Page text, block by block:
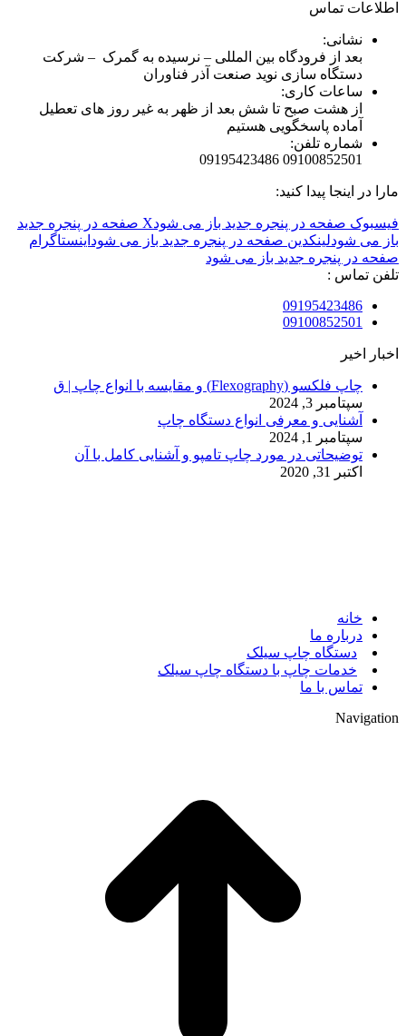
اطلاعات تماس
نشانی:
بعد از فرودگاه بین المللی – نرسیده به گمرک – شرکت
دستگاه سازی نوید صنعت آذر فناوران
ساعات کاری:
از هشت صبح تا شش بعد از ظهر به غیر روز های تعطیل
آماده پاسخگویی هستیم
شماره تلفن:
09100852501 09195423486
مارا در اینجا پیدا کنید:
فیسبوک صفحه در پنجره جدید باز می شود
X صفحه در پنجره جدید
باز می شودلینکدین صفحه در پنجره جدید باز می شود اینستاگرام
صفحه در پنجره جدید باز می شود
تلفن تماس :
09195423486
09100852501
اخبار اخیر
چاپ فلکسو (Flexography) و مقایسه با انواع چاپ | ق
سپتامبر 3, 2024
آشنایی و معرفی انواع دستگاه چاپ
سپتامبر 1, 2024
توضیحاتی در مورد چاپ تامپو و آشنایی کامل با آن
اکتبر 31, 2020
خانه
درباره ما
دستگاه چاپ سیلک
خدمات چاپ با دستگاه چاپ سیلک
تماس با ما
Navigation